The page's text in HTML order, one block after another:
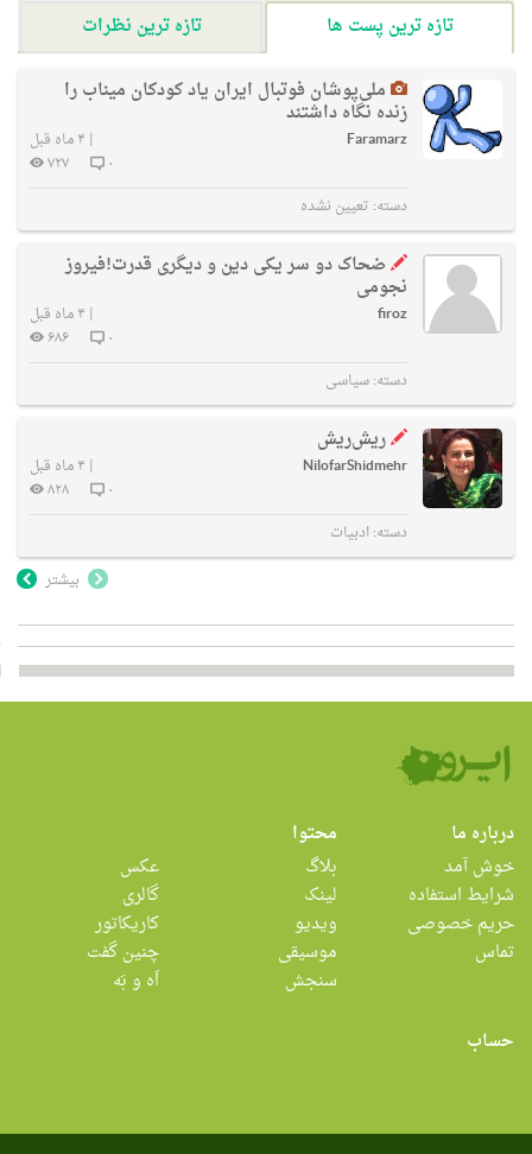
تازه ترین پست ها
تازه ترین نظرات
ملی‌پوشان فوتبال ایران یاد کودکان میناب را
زنده نگاه داشتند
Faramarz
| ۴ ماه قبل
۰
۷۲۷
دسته: تعیین نشده
ضحاک دو سر یکی دین و دیگری قدرت!فیروز
نجومی
firoz
| ۴ ماه قبل
۰
۶۸۶
دسته:سیاسی
ریش‌ریش
NilofarShidmehr
| ۴ ماه قبل
۰
۸۲۸
دسته:ادبیات
بیشتر
درباره ما
خوش آمد
شرایط استفاده
حریم خصوصی
تماس
محتوا
بلاگ
لینک
ویدیو
موسیقی
سنجش
عکس
گالری
کاریکاتور
چنین گفت
اَه و بَه
حساب